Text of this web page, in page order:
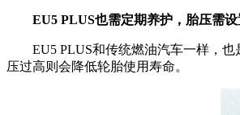
EU5 PLUS也需定期养护，胎压需
EU5 PLUS和传统燃油汽车一样，也
压过高则会降低轮胎使用寿命。